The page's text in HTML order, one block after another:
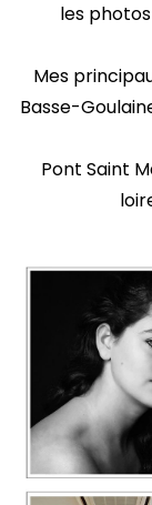
les
Mes
Basse-
Pont Saint